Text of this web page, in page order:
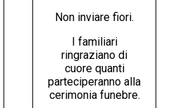
Non inviare fiori.
I familiari
ringraziano di
cuore quanti
parteciperanno alla
cerimonia funebre.